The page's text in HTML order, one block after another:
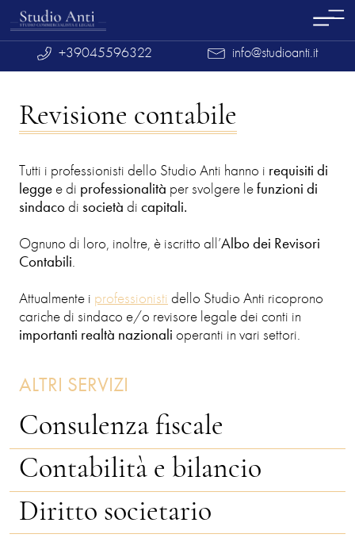
+39045596322 info@studioanti.it
Revisione contabile
Tutti i professionisti dello Studio Anti hanno i requisiti di
legge e di professionalità per svolgere lefunzioni di
sindaco di società di capitali.
Ognuno di loro, inoltre, è iscritto all’Albo dei Revisori
Contabili.
Attualmente i professionisti dello Studio Anti ricoprono
cariche di sindaco e/o revisore legale dei conti in
importanti realtà nazionali operanti in vari settori.
ALTRI SERVIZI
Consulenza fiscale
Contabilità e bilancio
Diritto societario